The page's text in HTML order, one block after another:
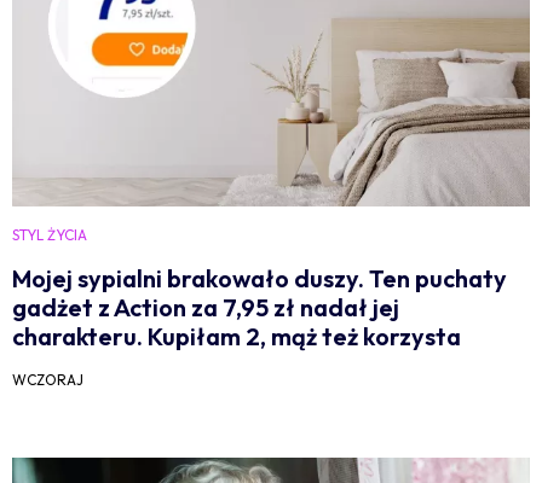
STYL ŻYCIA
Mojej sypialni brakowało duszy. Ten puchaty
gadżet z Action za 7,95 zł nadał jej
charakteru. Kupiłam 2, mąż też korzysta
WCZORAJ